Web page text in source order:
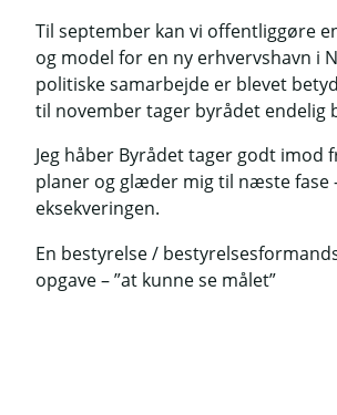
Til september kan vi offentliggøre
og model for en ny erhvervshavn i
politiske samarbejde er blevet
til november tager byrådet endelig
Jeg håber Byrådet tager godt imod
planer og glæder mig til næste fase
eksekveringen.
En bestyrelse /
opgave – ”at kunne se målet”